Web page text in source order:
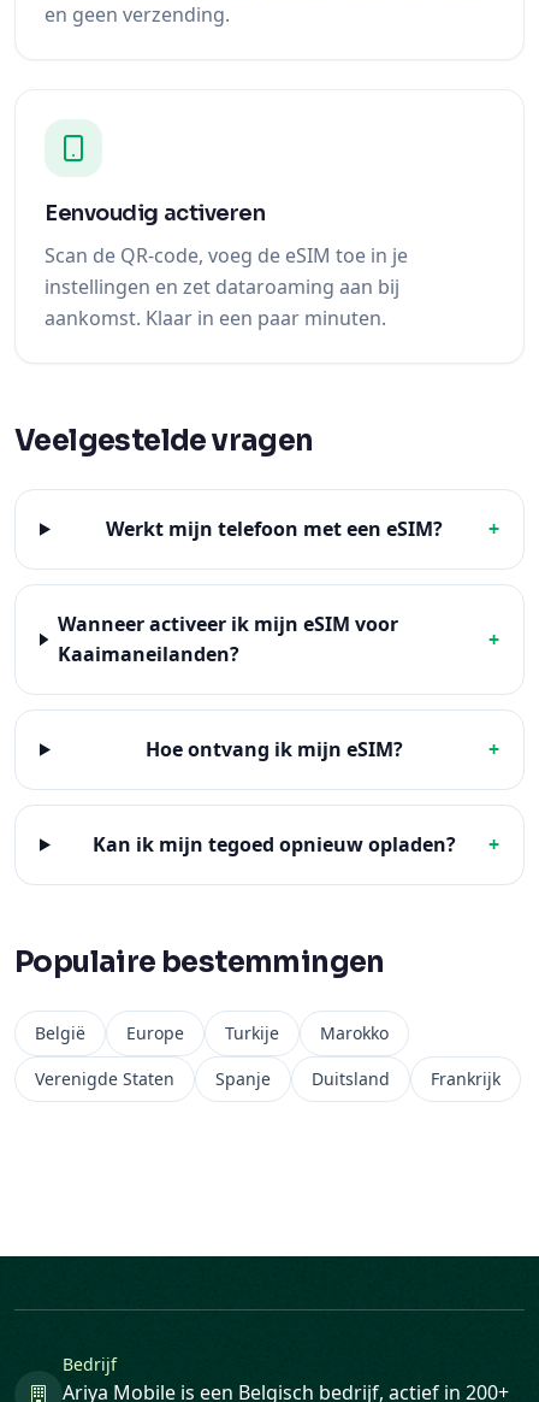
en geen verzending.
Eenvoudig activeren
Scan de QR-code, voeg de eSIM toe in je
instellingen en zet dataroaming aan bij
aankomst. Klaar in een paar minuten.
Veelgestelde vragen
Werkt mijn telefoon met een eSIM? +
Wanneer activeer ik mijn eSIM voor
Kaaimaneilanden?
+
Hoe ontvang ik mijn eSIM? +
Kan ik mijn tegoed opnieuw opladen? +
Populaire bestemmingen
België Europe Turkije
Marokko
Verenigde Staten
Spanje Duitsland Frankrijk
Bedrijf
Ariya Mobile is een Belgisch bedrijf, actief in 200+